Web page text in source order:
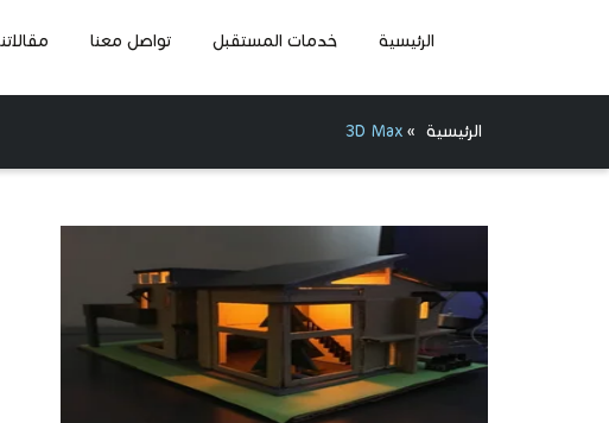
الرئيسية خدمات المستقبل تواصل معنا
الرئيسية »
3D Max